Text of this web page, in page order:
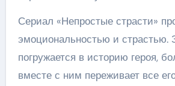
Сериал «Непростые страсти»
эмоциональностью и страстью.
погружается в историю героя,
вместе с ним переживает все